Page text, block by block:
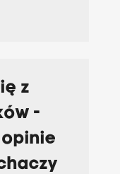
z
-